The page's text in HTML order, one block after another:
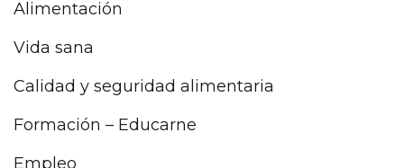
Alimentación
Vida sana
Calidad y seguridad alimentaria
Formación – Educarne
Empleo